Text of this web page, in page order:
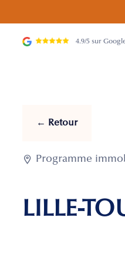
4.9/5 sur
← Retour
 Programme
LILLE-